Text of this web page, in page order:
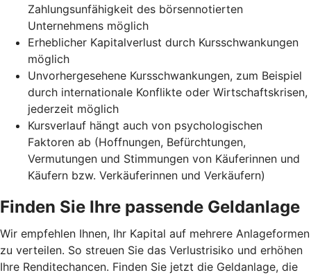
Zahlungsunfähigkeit des börsennotierten
Unternehmens möglich
Erheblicher Kapitalverlust durch Kursschwankungen
möglich
Unvorhergesehene Kursschwankungen, zum Beispiel
durch internationale Konflikte oder Wirtschaftskrisen,
jederzeit möglich
Kursverlauf hängt auch von psychologischen
Faktoren ab (Hoffnungen, Befürchtungen,
Vermutungen und Stimmungen von Käuferinnen und
Käufern bzw. Verkäuferinnen und Verkäufern)
Finden Sie Ihre passende Geldanlage
Wir empfehlen Ihnen, Ihr Kapital auf mehrere Anlageformen
zu verteilen. So streuen Sie das Verlustrisiko und erhöhen
Ihre Renditechancen. Finden Sie jetzt die Geldanlage, die